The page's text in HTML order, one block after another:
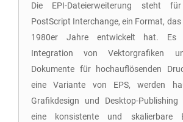
Die EPI-Dateierweiterung steht für
PostScript Interchange, ein Format, das
1980er Jahre entwickelt hat. Es
Integration von Vektorgrafiken
Dokumente für hochauflösenden
eine Variante von EPS, werden
Grafikdesign und Desktop-
eine konsistente und skalierbare